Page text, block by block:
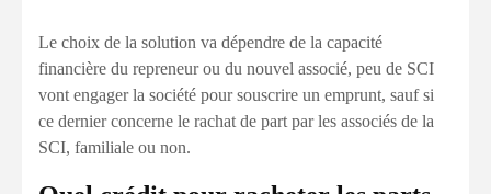
Le choix de la solution va dépendre de la capacité
financière du repreneur ou du nouvel associé, peu de SCI
vont engager la société pour souscrire un emprunt, sauf si
ce dernier concerne le rachat de part par les associés de la
SCI, familiale ou non.